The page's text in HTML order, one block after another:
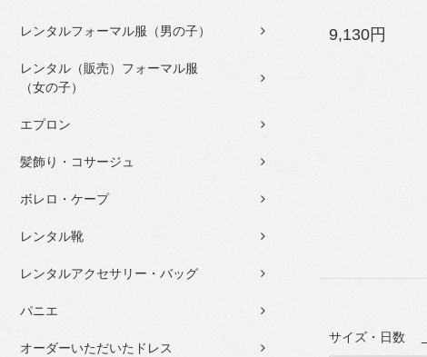
レンタルフォーマル服（男の子）
レンタル（販売）フォーマル服
（女の子）
エプロン
髪飾り・コサージュ
ボレロ・ケープ
レンタル靴
レンタルアクセサリー・バッグ
パニエ
オーダーいただいたドレス
9,130円
サイズ・日数